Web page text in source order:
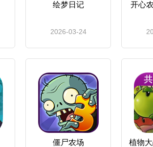
绘梦日记
2026-03-24
开心
僵尸农场 植物